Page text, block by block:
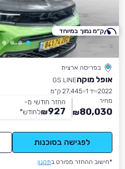
בפריסה ארצית
אופל מוקהGS LINE
2022 יד 1
27,445 ק״מ
מחיר
80,030
₪
החזר חודשי מ-
927
₪לחודש*
לפגישה בסוכנות
*חישוב ההחזר מפורט בתקנון
ק״מ נמוך במיוחד